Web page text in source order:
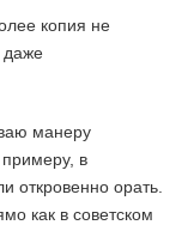
копия не
даже
манеру
в
откровенно орать.
как в советском